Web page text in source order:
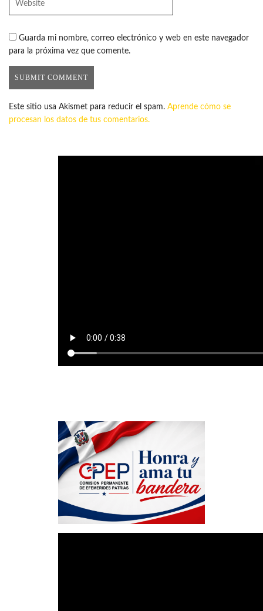
Guarda mi nombre, correo electrónico y web en este navegador
para la próxima vez que comente.
Este sitio usa Akismet para reducir el spam. Aprende cómo se
procesan los datos de tus comentarios.